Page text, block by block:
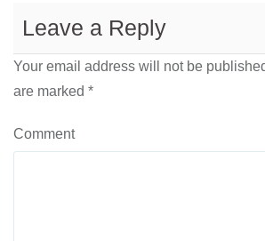
Leave a Reply
Your email address will not be
are marked *
Comment